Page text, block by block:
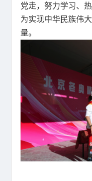
党走，努力学习、
为实现中华民族伟
量。